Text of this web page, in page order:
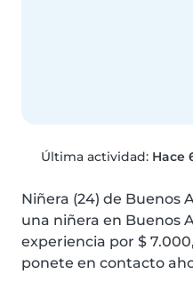
Última actividad: Hace
Niñera (24) de Buenos
una niñera en Buenos
experiencia por $
ponete en contacto